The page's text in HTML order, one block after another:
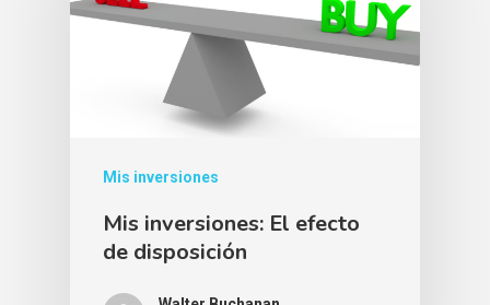
Mis inversiones
Mis inversiones: El efecto
de disposición